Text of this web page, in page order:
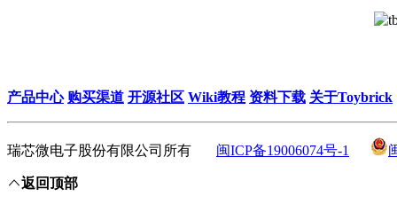
产品中心 购买渠道 开源社区 Wiki教程 资料下载 关于Toybrick
瑞芯微电子股份有限公司所有 闽ICP备19006074号-1
返回顶部